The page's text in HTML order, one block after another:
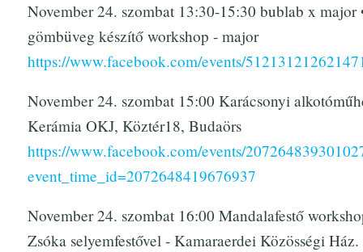
November 24. szombat 13:30-15:30 bublab x major
gömbüveg készítő workshop - major
https://www.facebook.com/events/
November 24. szombat 15:00 Karácsonyi
Kerámia OKJ, Köztér18, Budaörs
https://www.facebook.com/events/
event_time_id=2072648419676937
November 24. szombat 16:00 Mandalafestő
Zsóka selyemfestővel - Kamaraerdei Közösségi Ház.